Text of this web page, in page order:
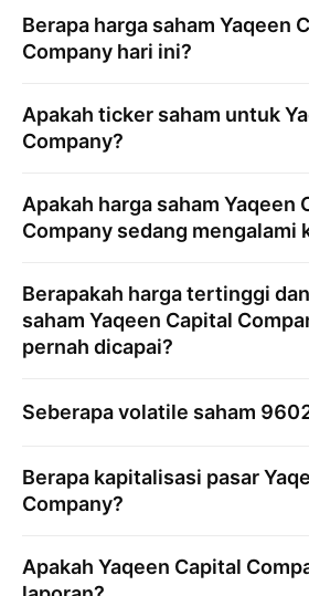
Berapa harga saham Yaqeen
Company hari ini?
Apakah ticker saham untuk
Company?
Apakah harga saham Yaqeen
Company sedang mengalami
Berapakah harga tertinggi
saham Yaqeen Capital
pernah dicapai?
Seberapa volatile saham
Berapa kapitalisasi pasar
Company?
Apakah Yaqeen Capital